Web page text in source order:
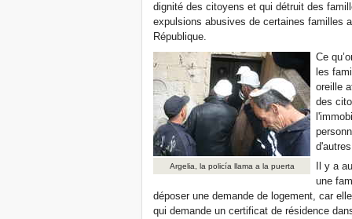
dignité des citoyens et qui détruit des
expulsions abusives de certaines familles
République.
Argelia, la policía llama a la puerta
Ce
les
oreille
des
Il y a
une
déposer une demande de logement, car
qui demande un certificat de résidence